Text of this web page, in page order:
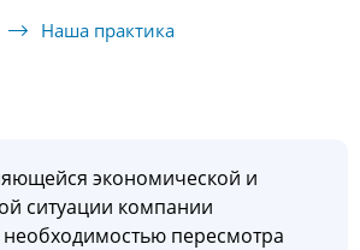
Наша практика
экономической и
ситуации компании
необходимостью пересмотра